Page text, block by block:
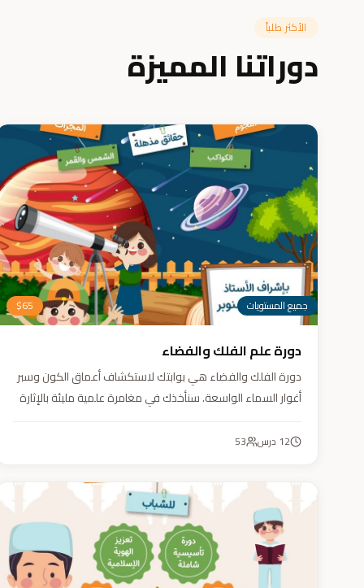
الأكثر طلباً
دوراتنا المميزة
جميع المستويات $65
دورة علم الفلك والفضاء
دورة الفلك والفضاء هي بوابتك لاستكشاف أعماق الكون وسبر
أغوار السماء الواسعة. سنأخذك في مغامرة علمية مليئة بالإثارة
تنير عقلك وتثري خيالك، لتمنحك رؤية جديدة للكون وتفتح لك
12 درس 53